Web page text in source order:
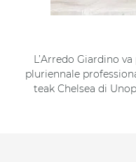
L’Arredo Giardino
pluriennale
teak Chelsea di